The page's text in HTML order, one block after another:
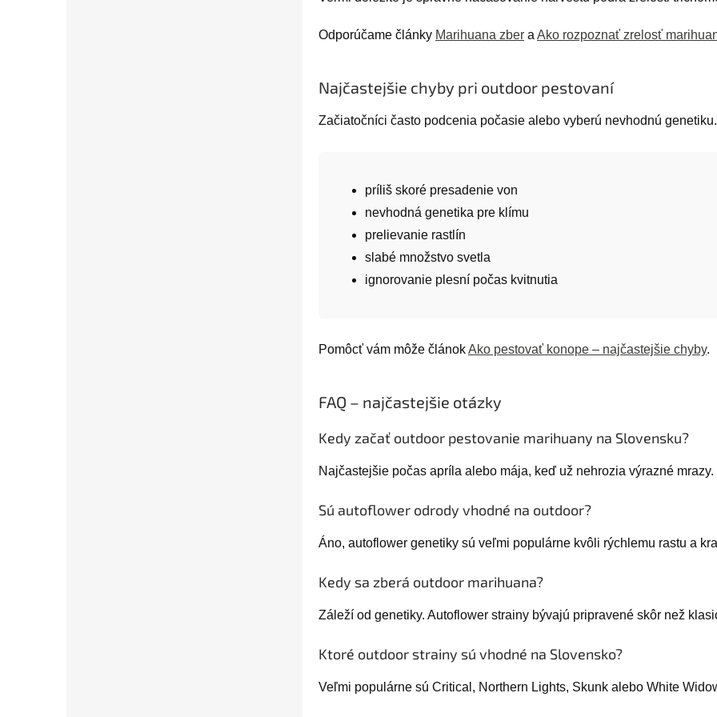
Odporúčame články Marihuana zber a Ako rozpoznať zrelosť
Najčastejšie chyby pri outdoor pestovaní
Začiatočníci často podcenia počasie alebo vyberú nevhodnú genetiku.
príliš skoré presadenie von
nevhodná genetika pre klímu
prelievanie rastlín
slabé množstvo svetla
ignorovanie plesní počas kvitnutia
Pomôcť vám môže článokAko pestovať konope – najčastejšie chyby.
FAQ – najčastejšie otázky
Kedy začať outdoor pestovanie marihuany na Slovensku?
Najčastejšie počas apríla alebo mája, keď už nehrozia výrazné mrazy.
Sú autoflower odrody vhodné na outdoor?
Áno, autoflower genetiky sú veľmi populárne kvôli rýchlemu rastu a
Kedy sa zberá outdoor marihuana?
Záleží od genetiky. Autoflower strainy bývajú pripravené skôr než
Ktoré outdoor strainy sú vhodné na Slovensko?
Veľmi populárne sú Critical, Northern Lights, Skunk alebo White